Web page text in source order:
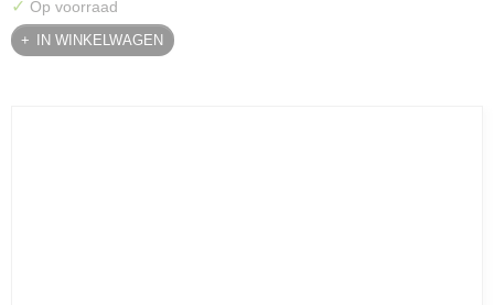
✓ Op voorraad
IN WINKELWAGEN